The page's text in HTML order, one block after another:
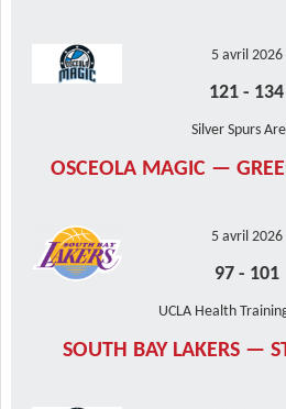
5 avril 2026
121 - 134
Silver Spurs
OSCEOLA MAGIC —
5 avril 2026
97- 101
UCLA Health
SOUTH BAY LAKERS —